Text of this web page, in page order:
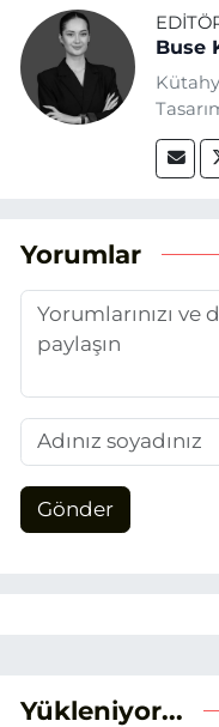
Buse
adım
Yorumlar
Gönder
Yükleniyor...